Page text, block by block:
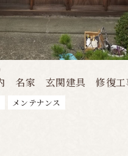
名家 玄関建具 修復工
メンテナンス